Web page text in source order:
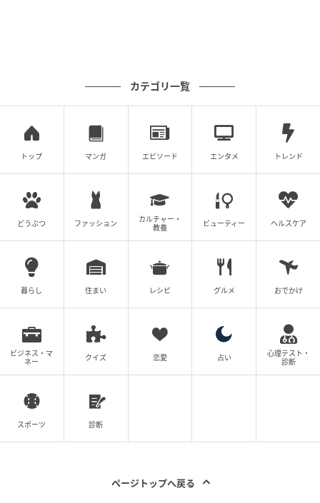
「今回初めて演奏させていただく会場のHakujuホール
身、とてもワクワクしています」
「聴いてくださる皆さまが素敵な会場で音楽とストー
リーに包まれて、希望にあふれた気持ち、そして夢の
世界に来たような体験を持ち帰っていただきたく、準
備しています。人々の心を一つにしてくれる音楽の力
開催概要
会場 ● Hakuju ホール（東京都渋谷区富ヶ谷 1-37-5）
アクセス ● 代々木公園駅（千代田線）出口 1より徒歩
5分／代々木八幡駅（小田急線）南口より徒歩5分
チケット ● 一般 6000円（学生 3000円）
カテゴリ一覧
トップ マンガ エピソード エンタメ トレンド
どうぶつ ファッション
カルチャー・
教養
ビューティー ヘルスケア
暮らし 住まい レシピ グルメ おでかけ
ビジネス・マ
ネー
クイズ 恋愛 占い
心理テスト・
診断
スポーツ 診断
ページトップへ戻る